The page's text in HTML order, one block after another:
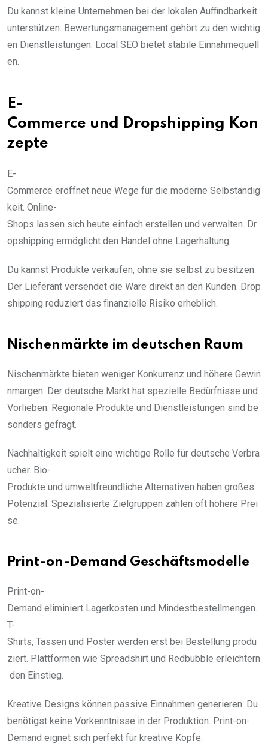
Du kannst kleine Unternehmen bei der lokalen Auffindbarkeit
unterstützen. Bewertungsmanagement gehört zu den wichtig
en Dienstleistungen. Local SEO bietet stabile Einnahmequell
en.
E-
Commerce und Dropshipping Kon
zepte
E-
Commerce eröffnet neue Wege für die moderne Selbständig
keit. Online-
Shops lassen sich heute einfach erstellen und verwalten. Dr
opshipping ermöglicht den Handel ohne Lagerhaltung.
Du kannst Produkte verkaufen, ohne sie selbst zu besitzen.
Der Lieferant versendet die Ware direkt an den Kunden. Drop
shipping reduziert das finanzielle Risiko erheblich.
Nischenmärkte im deutschen Raum
Nischenmärkte bieten weniger Konkurrenz und höhere Gewin
nmargen. Der deutsche Markt hat spezielle Bedürfnisse und
Vorlieben. Regionale Produkte und Dienstleistungen sind be
sonders gefragt.
Nachhaltigkeit spielt eine wichtige Rolle für deutsche Verbra
ucher. Bio-
Produkte und umweltfreundliche Alternativen haben großes
Potenzial. Spezialisierte Zielgruppen zahlen oft höhere Prei
se.
Print-on-Demand Geschäftsmodelle
Print-on-
Demand eliminiert Lagerkosten und Mindestbestellmengen.
T-
Shirts, Tassen und Poster werden erst bei Bestellung produ
ziert. Plattformen wie Spreadshirt und Redbubble erleichtern
den Einstieg.
Kreative Designs können passive Einnahmen generieren. Du
benötigst keine Vorkenntnisse in der Produktion. Print-on-
Demand eignet sich perfekt für kreative Köpfe.